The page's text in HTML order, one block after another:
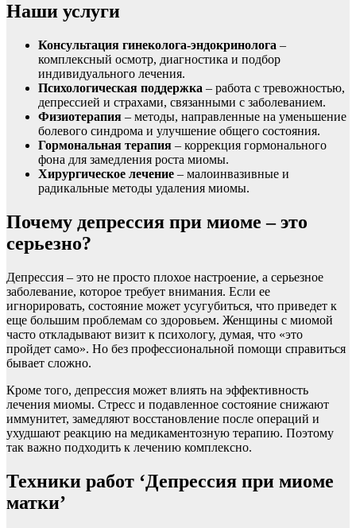
Наши услуги
Консультация гинеколога-эндокринолога –
комплексный осмотр, диагностика и подбор
индивидуального лечения.
Психологическая поддержка – работа с тревожностью,
депрессией и страхами, связанными с заболеванием.
Физиотерапия – методы, направленные на уменьшение
болевого синдрома и улучшение общего состояния.
Гормональная терапия – коррекция гормонального
фона для замедления роста миомы.
Хирургическое лечение – малоинвазивные и
радикальные методы удаления миомы.
Почему депрессия при миоме – это
серьезно?
Депрессия – это не просто плохое настроение, а серьезное
заболевание, которое требует внимания. Если ее
игнорировать, состояние может усугубиться, что приведет к
еще большим проблемам со здоровьем. Женщины с миомой
часто откладывают визит к психологу, думая, что «это
пройдет само». Но без профессиональной помощи справиться
бывает сложно.
Кроме того, депрессия может влиять на эффективность
лечения миомы. Стресс и подавленное состояние снижают
иммунитет, замедляют восстановление после операций и
ухудшают реакцию на медикаментозную терапию. Поэтому
так важно подходить к лечению комплексно.
Техники работ ‘Депрессия при миоме
матки’